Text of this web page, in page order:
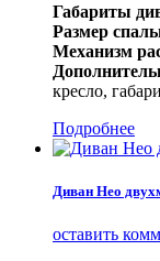
Габариты
Размер
Механизм
кресло,
Подробнее
Диван Нео
оставить